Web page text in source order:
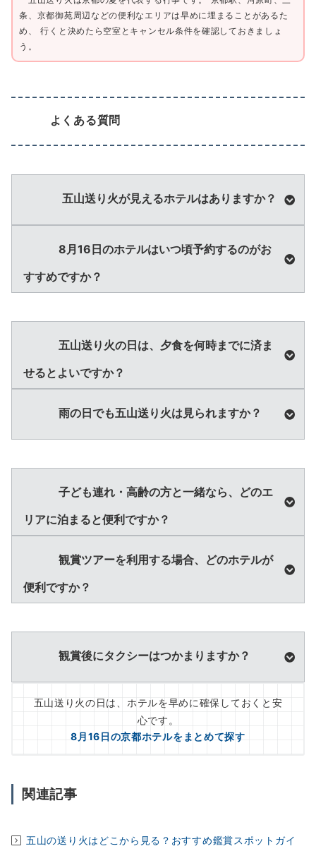
条、京都御苑周辺などの便利なエリアは早めに埋まることがあるた
め、 行くと決めたら空室とキャンセル条件を確認しておきましょ
う。
よくある質問
五山送り火が見えるホテルはありますか？
8月16日のホテルはいつ頃予約するのがお
すすめですか？
五山送り火の日は、夕食を何時までに済ま
せるとよいですか？
雨の日でも五山送り火は見られますか？
子ども連れ・高齢の方と一緒なら、どのエ
リアに泊まると便利ですか？
観賞ツアーを利用する場合、どのホテルが
便利ですか？
観賞後にタクシーはつかまりますか？
五山送り火の日は、ホテルを早めに確保しておくと安
心です。
8月16日の京都ホテルをまとめて探す
関連記事
五山の送り火はどこから見る？おすすめ鑑賞スポットガイ